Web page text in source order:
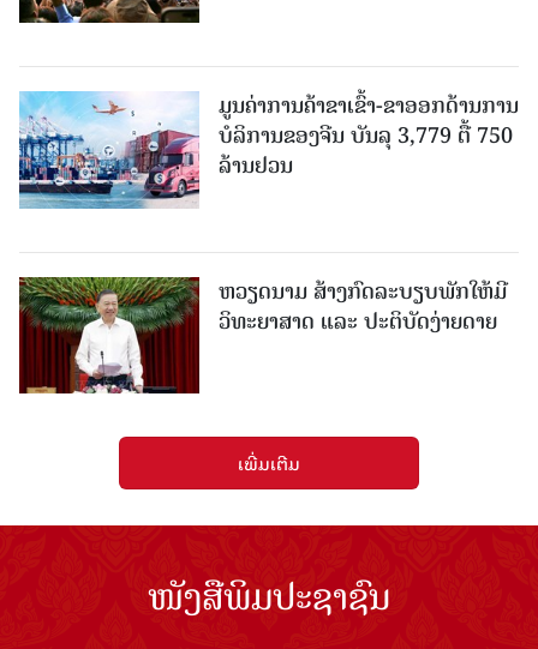
ມູນຄ່າການຄ້າຂາເຂົ້າ-ຂາອອກດ້ານການ
ບໍລິການຂອງຈີນ ບັນລຸ 3,779 ຕື້ 750
ລ້ານຢວນ
ຫວຽດນາມ ສ້າງກົດລະບຽບພັກໃຫ້ມີ
ວິທະຍາສາດ ແລະ ປະຕິບັດງ່າຍດາຍ
ເພີ່ມເຕີມ
ໜັງສືພິມປະຊາຊົນ